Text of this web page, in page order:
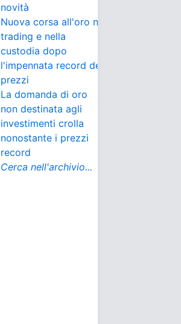
novità
Nuova corsa all'oro nel
trading e nella
custodia dopo
l'impennata record dei
prezzi
La domanda di oro
non destinata agli
investimenti crolla
nonostante i prezzi
record
Cerca nell'archivio...